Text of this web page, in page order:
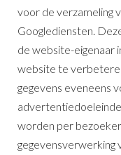
voor de verzameling
Googlediensten.
de website-eigenaar
website te
gegevens eveneens
worden per
gegevensverwerking